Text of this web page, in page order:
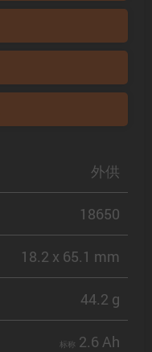
外供
18650
18.2 x 65.1 mm
44.2 g
标称 2.6 Ah